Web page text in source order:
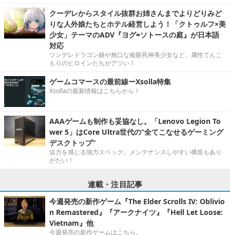
クーデレからスタイル抜群お姉さんまでよりどりみど
りな人外娘たちとホテル経営しよう！「クトゥルフ×美
少女」テーマのADV『ヨグ=ソトースの庭』が日本語
対応
ツンデレドラゴン娘や無口な複眼死神美少女など、属性てんこ
もりのヒロインたちがアツい！
ゲームコマースの最前線ーXsolla特集
Xsollaの最新情報はこちらから！
AAAゲームも制作も妥協なし。「Lenovo Legion To
wer 5」はCore Ultra世代の“全てこなせるゲーミング
デスクトップ”
迫力を感じる強力スペック。メンテナンスしやすい構造もあり
がたい！
連載・注目記事
今週発売の新作ゲーム『The Elder Scrolls IV: Oblivio
n Remastered』『アークナイツ』『Hell Let Loose:
Vietnam』他
今週発売の新作ゲームはこちら。